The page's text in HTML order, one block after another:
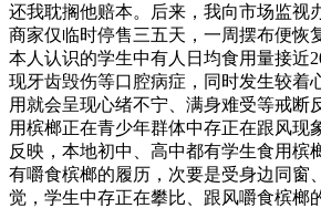
还我耽搁他赔本。后来，我向市场监视
商家仅临时停售三五天，一周摆布便恢
本人认识的学生中有人日均食用量接近
现牙齿毁伤等口腔病症，同时发生较着
用就会呈现心绪不宁、满身难受等戒断
用槟榔正在青少年群体中存正在跟风现
反映，本地初中、高中都有学生食用槟
有嚼食槟榔的履历，次要是受身边同窗
觉，学生中存正在攀比、跟风嚼食槟榔